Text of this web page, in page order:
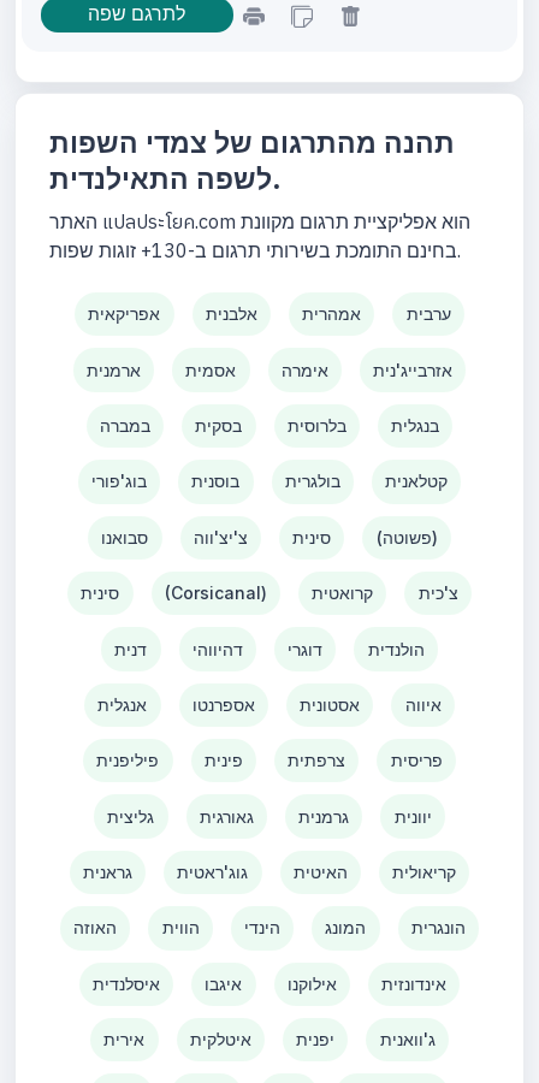
תהנה מהתרגום של צמדי השפות
לשפה התאילנדית.
האתר แปลประโยค.com הוא אפליקציית תרגום מקוונת
בחינם התומכת בשירותי תרגום ב-130+ זוגות שפות.
אפריקאית אלבנית אמהרית ערבית
ארמנית אסמית אימרה אזרבייג'נית
במברה בסקית בלרוסית בנגלית
בוג'פורי בוסנית בולגרית קטלאנית
סבואנו צ'יצ'ווה סינית (פשוטה)
סינית (Corsicanal) קרואטית צ'כית
דנית דהיווהי דוגרי הולנדית
אנגלית אספרנטו אסטונית איווה
פיליפנית פינית צרפתית פריסית
גליצית גאורגית גרמנית יוונית
גראנית גוג'ראטית האיטית קריאולית
האוזה הווית הינדי המונג הונגרית
איסלנדית איגבו אילוקנו אינדונזית
אירית איטלקית יפנית ג'וואנית